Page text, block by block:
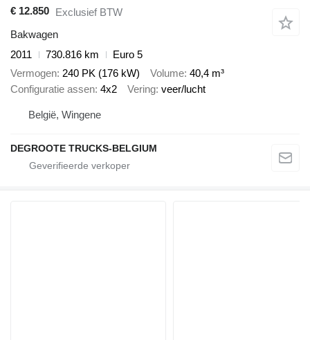
€ 12.850 Exclusief BTW
Bakwagen
2011
730.816 km
Euro 5
Vermogen 240 PK (176 kW) Volume 40,4 m³
Configuratie assen 4x2 Vering veer/lucht
België, Wingene
DEGROOTE TRUCKS-BELGIUM